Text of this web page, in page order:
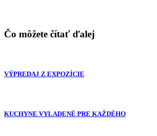
Čo môžete čítať ďalej
VÝPREDAJ Z EXPOZÍCIE
KUCHYNE VYLADENÉ PRE KAŽDÉHO